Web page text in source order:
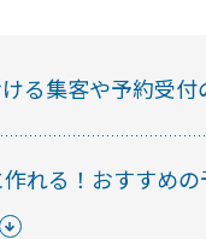
る集客や予約受付
れる！おすすめ